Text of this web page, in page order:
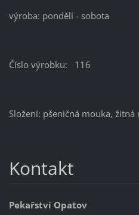
výroba: pondělí - sobota
Číslo výrobku: 116
Složení: pšeničná mouka,
Kontakt
Pekařství Opatov